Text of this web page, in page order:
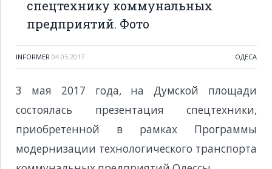
спецтехнику коммунальных
предприятий. Фото
INFORMER 04.05.2017 ОДЕСА
3 мая 2017 года, на Думской площади
состоялась презентация спецтехники,
приобретенной в рамках Программы
модернизации технологического транспорта